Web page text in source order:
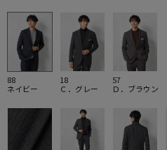
88
ネイビー
18
Ｃ．グレー
57
Ｄ．ブラウン